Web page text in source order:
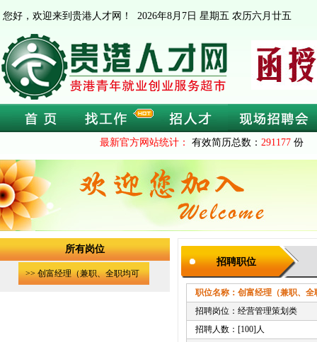
您好，欢迎来到贵港人才网！ 2026年8月7日 星期五 农历六月廿五
最新官方网站统计： 有效简历总数： 291177 份
所有岗位
>> 创富经理（兼职、全职均可
招聘职位
职位名称：创富经理（兼职、全
招聘岗位：经营管理策划类
招聘人数：[100]人